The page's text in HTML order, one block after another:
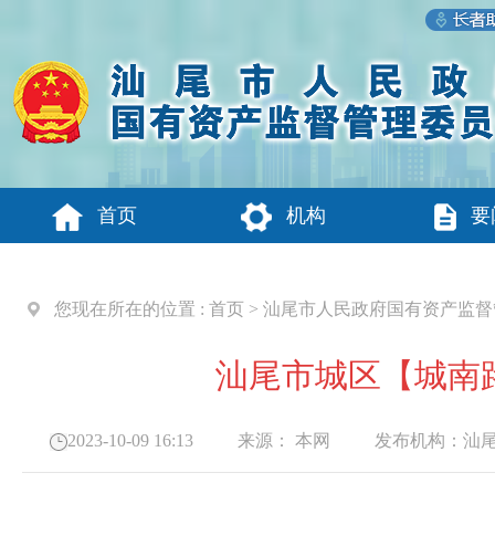
首页 机构 要
您现在所在的位置 : 首页 > 汕尾市人民政府国有资产监
汕尾市城区【城南
2023-10-09 16:13 来源： 本网 发布机构： 汕